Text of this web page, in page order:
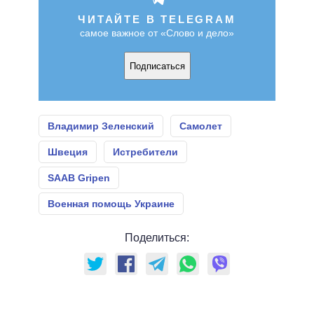
ЧИТАЙТЕ В TELEGRAM
самое важное от «Слово и дело»
Подписаться
Владимир Зеленский Самолет
Швеция Истребители
SAAB Gripen
Военная помощь Украине
Поделиться: